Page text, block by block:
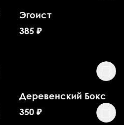
Эгоист
385 ₽
Деревенский Бокс
350 ₽